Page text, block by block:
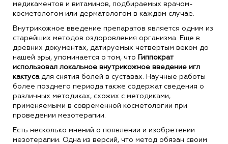
медикаментов и витаминов, подбираемых врачом-
косметологом или дерматологом в каждом случае.
Внутрикожное введение препаратов является одним из
старейших методов оздоровления организма. Еще в
древних документах, датируемых четвертым веком до
нашей эры, упоминается о том, что
Гиппократ
использовал локальное внутрикожное введение игл
кактуса для снятия болей в суставах. Научные работы
более позднего периода также содержат сведения о
различных методиках, схожих с методиками,
применяемыми в современной косметологии при
проведении мезотерапии.
Есть несколько мнений о появлении и изобретении
мезотерапии. Одна из версий, что метод обязан своим